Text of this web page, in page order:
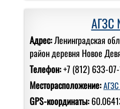
Адрес:Ленинградская
район деревня Новое
Телефон:+7 (812) 633-
Месторасположение:
GPS-координаты: